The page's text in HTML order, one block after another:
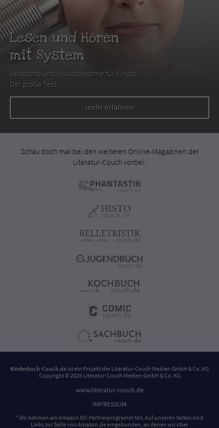
Lesen und Hören
mit System
Lesestifte und Audiosysteme für Kinder.
Der große Test.
mehr erfahren
Schau doch mal bei den weiteren Online-Magazinen der
Literatur-Couch vorbei:
Kinderbuch-Couch.de ist ein Projekt der Literatur-Couch Medien GmbH & Co. KG
Copyright © 2026 Literatur-Couch Medien GmbH & Co. KG
www.literatur-couch.de
IMPRESSUM
* Wir nehmen am Amazon EU-Partnerprogramm teil. Auf unseren Seiten sind
Links zur Seite von Amazon.de eingebunden, an denen wir über